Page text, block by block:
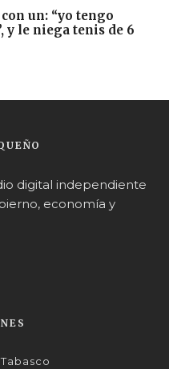
un: “yo tengo
y le niega tenis de 6
digital independiente
economía y